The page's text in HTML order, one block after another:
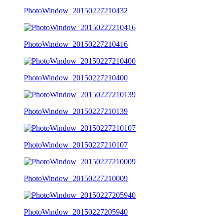
PhotoWindow_20150227210432
PhotoWindow_20150227210416
PhotoWindow_20150227210400
PhotoWindow_20150227210139
PhotoWindow_20150227210107
PhotoWindow_20150227210009
PhotoWindow_20150227205940